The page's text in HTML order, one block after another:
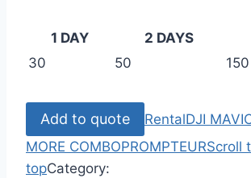
1 DAY 2 DAYS
30
50 150
Add to quote RentalDJI
MORE COMBOPROMPTEURScroll
topCategory: